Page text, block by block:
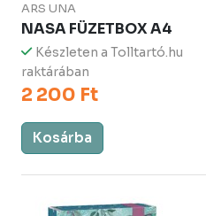
ARS UNA
NASA FÜZETBOX A4
Készleten a Tolltartó.hu
raktárában
2 200 Ft
Kosárba